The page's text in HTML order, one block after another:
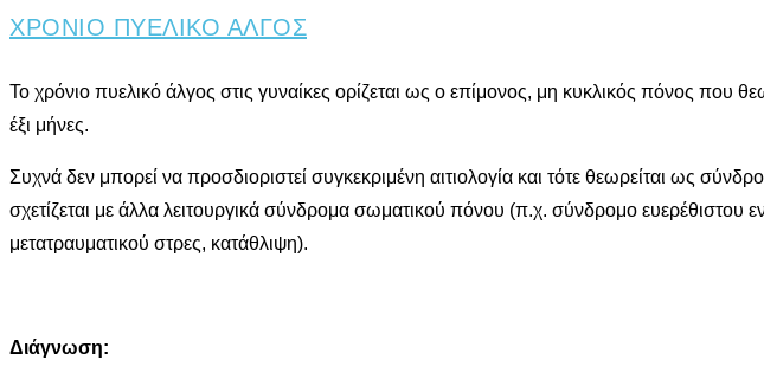
ΧΡΟΝΙΟ ΠΥΕΛΙΚΟ ΑΛΓΟΣ
Το χρόνιο πυελικό άλγος στις γυναίκες ορίζεται ως ο επίμονος, μη κυκλικός πόνος που
έξι μήνες.
Συχνά δεν μπορεί να προσδιοριστεί συγκεκριμένη αιτιολογία και τότε θεωρείται ως
σχετίζεται με άλλα λειτουργικά σύνδρομα σωματικού πόνου (π.χ. σύνδρομο ευερέθιστου
μετατραυματικού στρες, κατάθλιψη).
Διάγνωση: